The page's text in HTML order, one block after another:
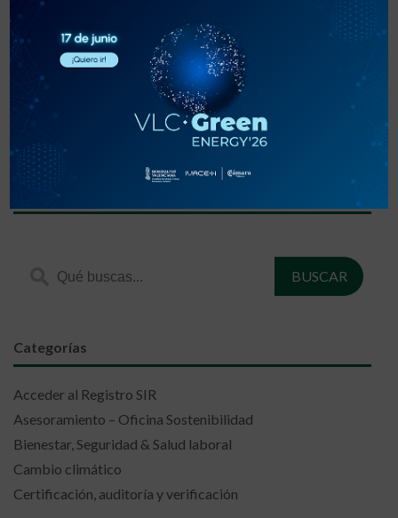
« 1 2 3 ›
Encuentra lo que estás buscando
Categorías
Acceder al Registro SIR
Asesoramiento – Oficina Sostenibilidad
Bienestar, Seguridad & Salud laboral
Cambio climático
Certificación, auditoría y verificación